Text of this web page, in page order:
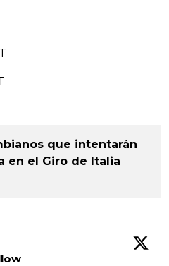
que intentarán
en el Giro de Italia